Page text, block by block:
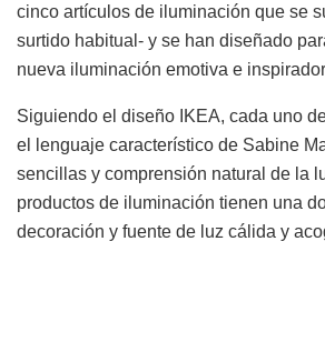
cinco artículos de iluminación que se
surtido habitual- y se han diseñado
nueva iluminación emotiva e
Siguiendo el diseño IKEA, cada uno
el lenguaje característico de Sabine
sencillas y comprensión natural de la
productos de iluminación tienen una
decoración y fuente de luz cálida y